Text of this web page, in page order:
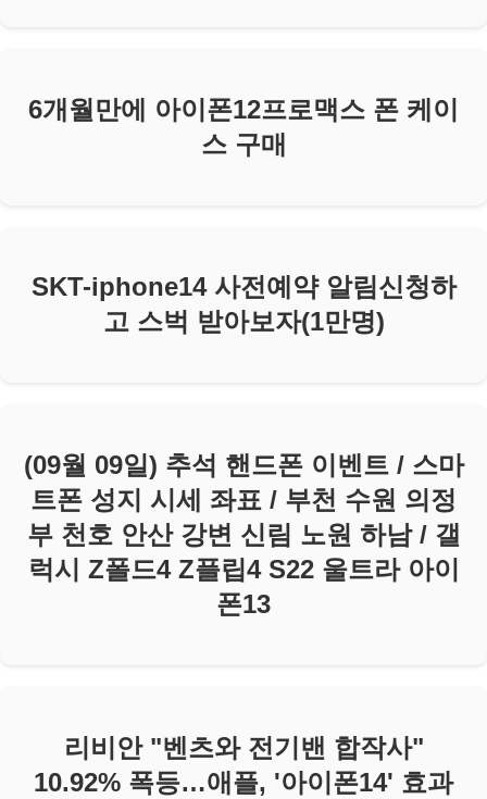
6개월만에 아이폰12프로맥스 폰 케이
스 구매
SKT-iphone14 사전예약 알림신청하
고 스벅 받아보자(1만명)
(09월 09일) 추석 핸드폰 이벤트 / 스마
트폰 성지 시세 좌표 / 부천 수원 의정
부 천호 안산 강변 신림 노원 하남 / 갤
럭시 Z폴드4 Z플립4 S22 울트라 아이
폰13
리비안 "벤츠와 전기밴 합작사"
10.92% 폭등…애플, '아이폰14' 효과